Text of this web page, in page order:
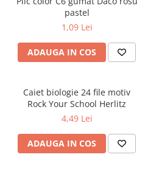
pastel
1,09 Lei
ADAUGA IN COS
Caiet biologie 24 file motiv
Rock Your School Herlitz
4,49 Lei
ADAUGA IN COS